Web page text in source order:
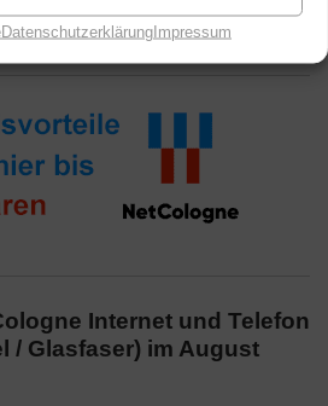
DatenschutzerklärungImpressum
Internet und Telefon
/ Glasfaser) im August